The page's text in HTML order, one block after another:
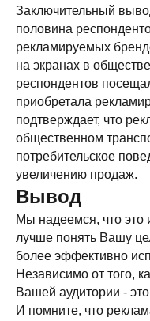
Заключительный
половина
рекламируемых
на экранах в
респондентов
приобретала
подтверждает, что
общественном
потребительское
увеличению продаж.
Вывод
Мы надеемся, что это
лучше понять Вашу
более эффективно
Независимо от того,
Вашей аудитории -
И помните, что
+7
Получить консультацию
Нажимая кнопку 'Получить
консультацию', вы
соглашаетесь с Политикой